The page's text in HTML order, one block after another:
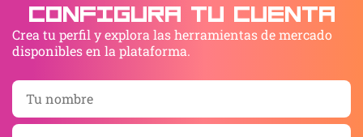
Configura tu cuenta
Crea tu perfil y explora las herramientas de mercado
disponibles en la plataforma.